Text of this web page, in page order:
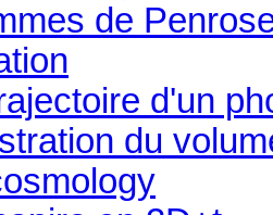
de
d'un
du